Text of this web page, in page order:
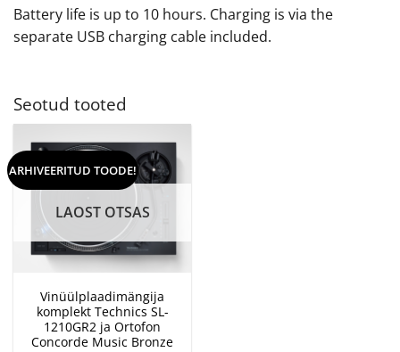
Battery life is up to 10 hours. Charging is via the
separate USB charging cable included.
Seotud tooted
ARHIVEERITUD TOODE!
LAOST OTSAS
Vinüülplaadimängija
komplekt Technics SL-
1210GR2 ja Ortofon
Concorde Music Bronze